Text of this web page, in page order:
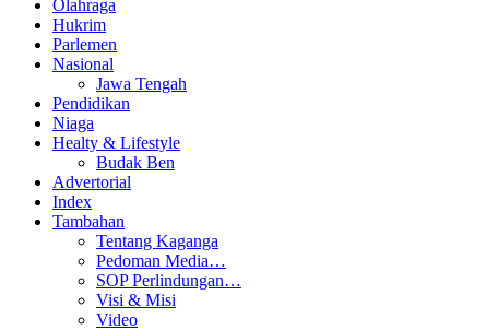
Olahraga
Hukrim
Parlemen
Nasional
Jawa Tengah
Pendidikan
Niaga
Healty & Lifestyle
Budak Ben
Advertorial
Index
Tambahan
Tentang Kaganga
Pedoman Media…
SOP Perlindungan…
Visi & Misi
Video